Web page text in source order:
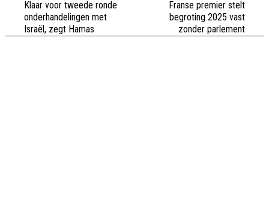
Klaar voor tweede ronde
onderhandelingen met
Israël, zegt Hamas
Franse premier stelt
begroting 2025 vast
zonder parlement